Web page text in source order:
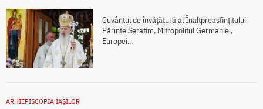
Cuvântul de învățătură al Înaltpreasfințitului
Părinte Serafim, Mitropolitul Germaniei,
Europei...
ARHIEPISCOPIA IAŞILOR